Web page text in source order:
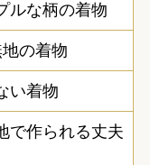
ルな柄の着物
の着物
い着物
で作られる丈夫